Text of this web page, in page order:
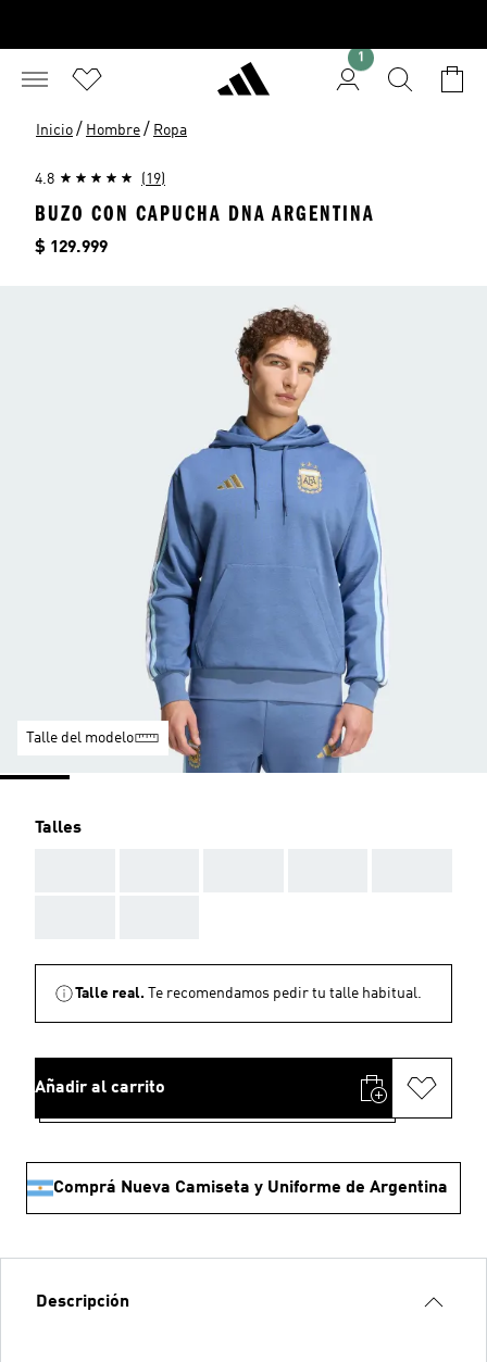
1
Inicio / Hombre / Ropa
4.8 (19)
BUZO CON CAPUCHA DNA ARGENTINA
Precio
$ 129.999
Talle del modelo
Talles
Talle real. Te recomendamos pedir tu talle habitual.
Añadir al carrito
Comprá Nueva Camiseta y Uniforme de Argentina
Descripción